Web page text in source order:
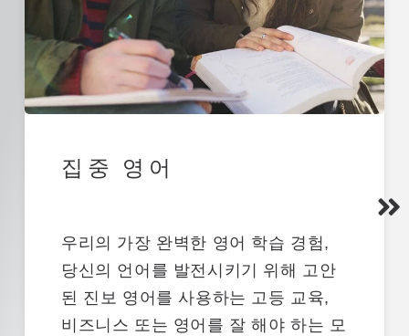
집중 영어
우리의 가장 완벽한 영어 학습 경험 ,
당신의 언어를 발전시키기 위해 고안
된 진보 영어를 사용하는 고등 교육,
비즈니스 또는 영어를 잘 해야 하는 모